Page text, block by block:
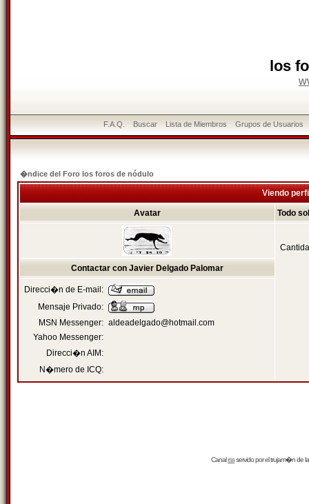
los
F.A.Q. Buscar Lista de Miembros Grupos de Usuarios
�ndice del Foro los foros de nódulo
Viendo
Avatar Todo
Contactar con Javier Delgado Palomar
Direcci�n de E-mail:
Mensaje Privado:
MSN Messenger: aldeadelgado@hotmail.com
Yahoo Messenger:
Direcci�n AIM:
N�mero de ICQ:
Canalrssservido por eltrujam�nde